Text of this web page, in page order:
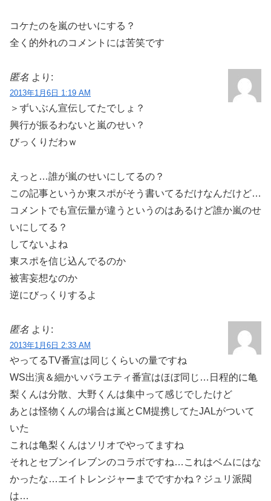
コケたのを嵐のせいにする？
全く的外れのコメントには苦笑です
匿名 より:
2013年1月6日 1:19 AM
＞ずいぶん宣伝してたでしょ？
興行が振るわないと嵐のせい？
びっくりだわｗ
えっと…誰が嵐のせいにしてるの？
この記事というか東スポがそう書いてるだけなんだけど…
コメントでも宣伝量が違うというのはあるけど誰か嵐のせ
いにしてる？
してないよね
東スポを信じ込んでるのか
被害妄想なのか
逆にびっくりするよ
匿名 より:
2013年1月6日 2:33 AM
やってるTV番宣は同じくらいの量ですね
WS出演＆細かいバラエティ番宣はほぼ同じ…日程的に亀
梨くんは分散、大野くんは集中って感じでしたけど
あとは怪物くんの場合は嵐とCM提携してたJALがついて
いた
これは亀梨くんはソリオでやってますね
それとセブンイレブンのコラボですね…これはベムにはな
かったな…エイトレンジャーまでですかね？ジュリ派閥
は…